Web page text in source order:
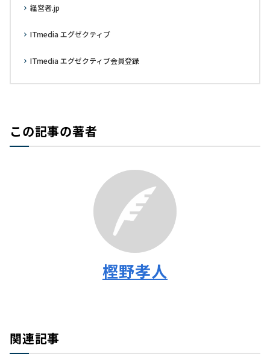
経営者.jp
ITmedia エグゼクティブ
ITmedia エグゼクティブ会員登録
この記事の著者
樫野孝人
関連記事